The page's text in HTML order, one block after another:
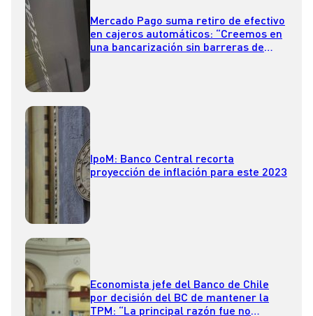
Mercado Pago suma retiro de efectivo
en cajeros automáticos: “Creemos en
una bancarización sin barreras de
IpoM: Banco Central recorta
proyección de inflación para este 2023
Economista jefe del Banco de Chile
por decisión del BC de mantener la
TPM: “La principal razón fue no